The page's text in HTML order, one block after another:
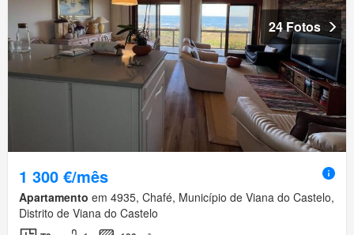
24 Fotos
1 300 €/mês
Apartamento em 4935, Chafé, Município de Viana do Castelo,
Distrito de Viana do Castelo